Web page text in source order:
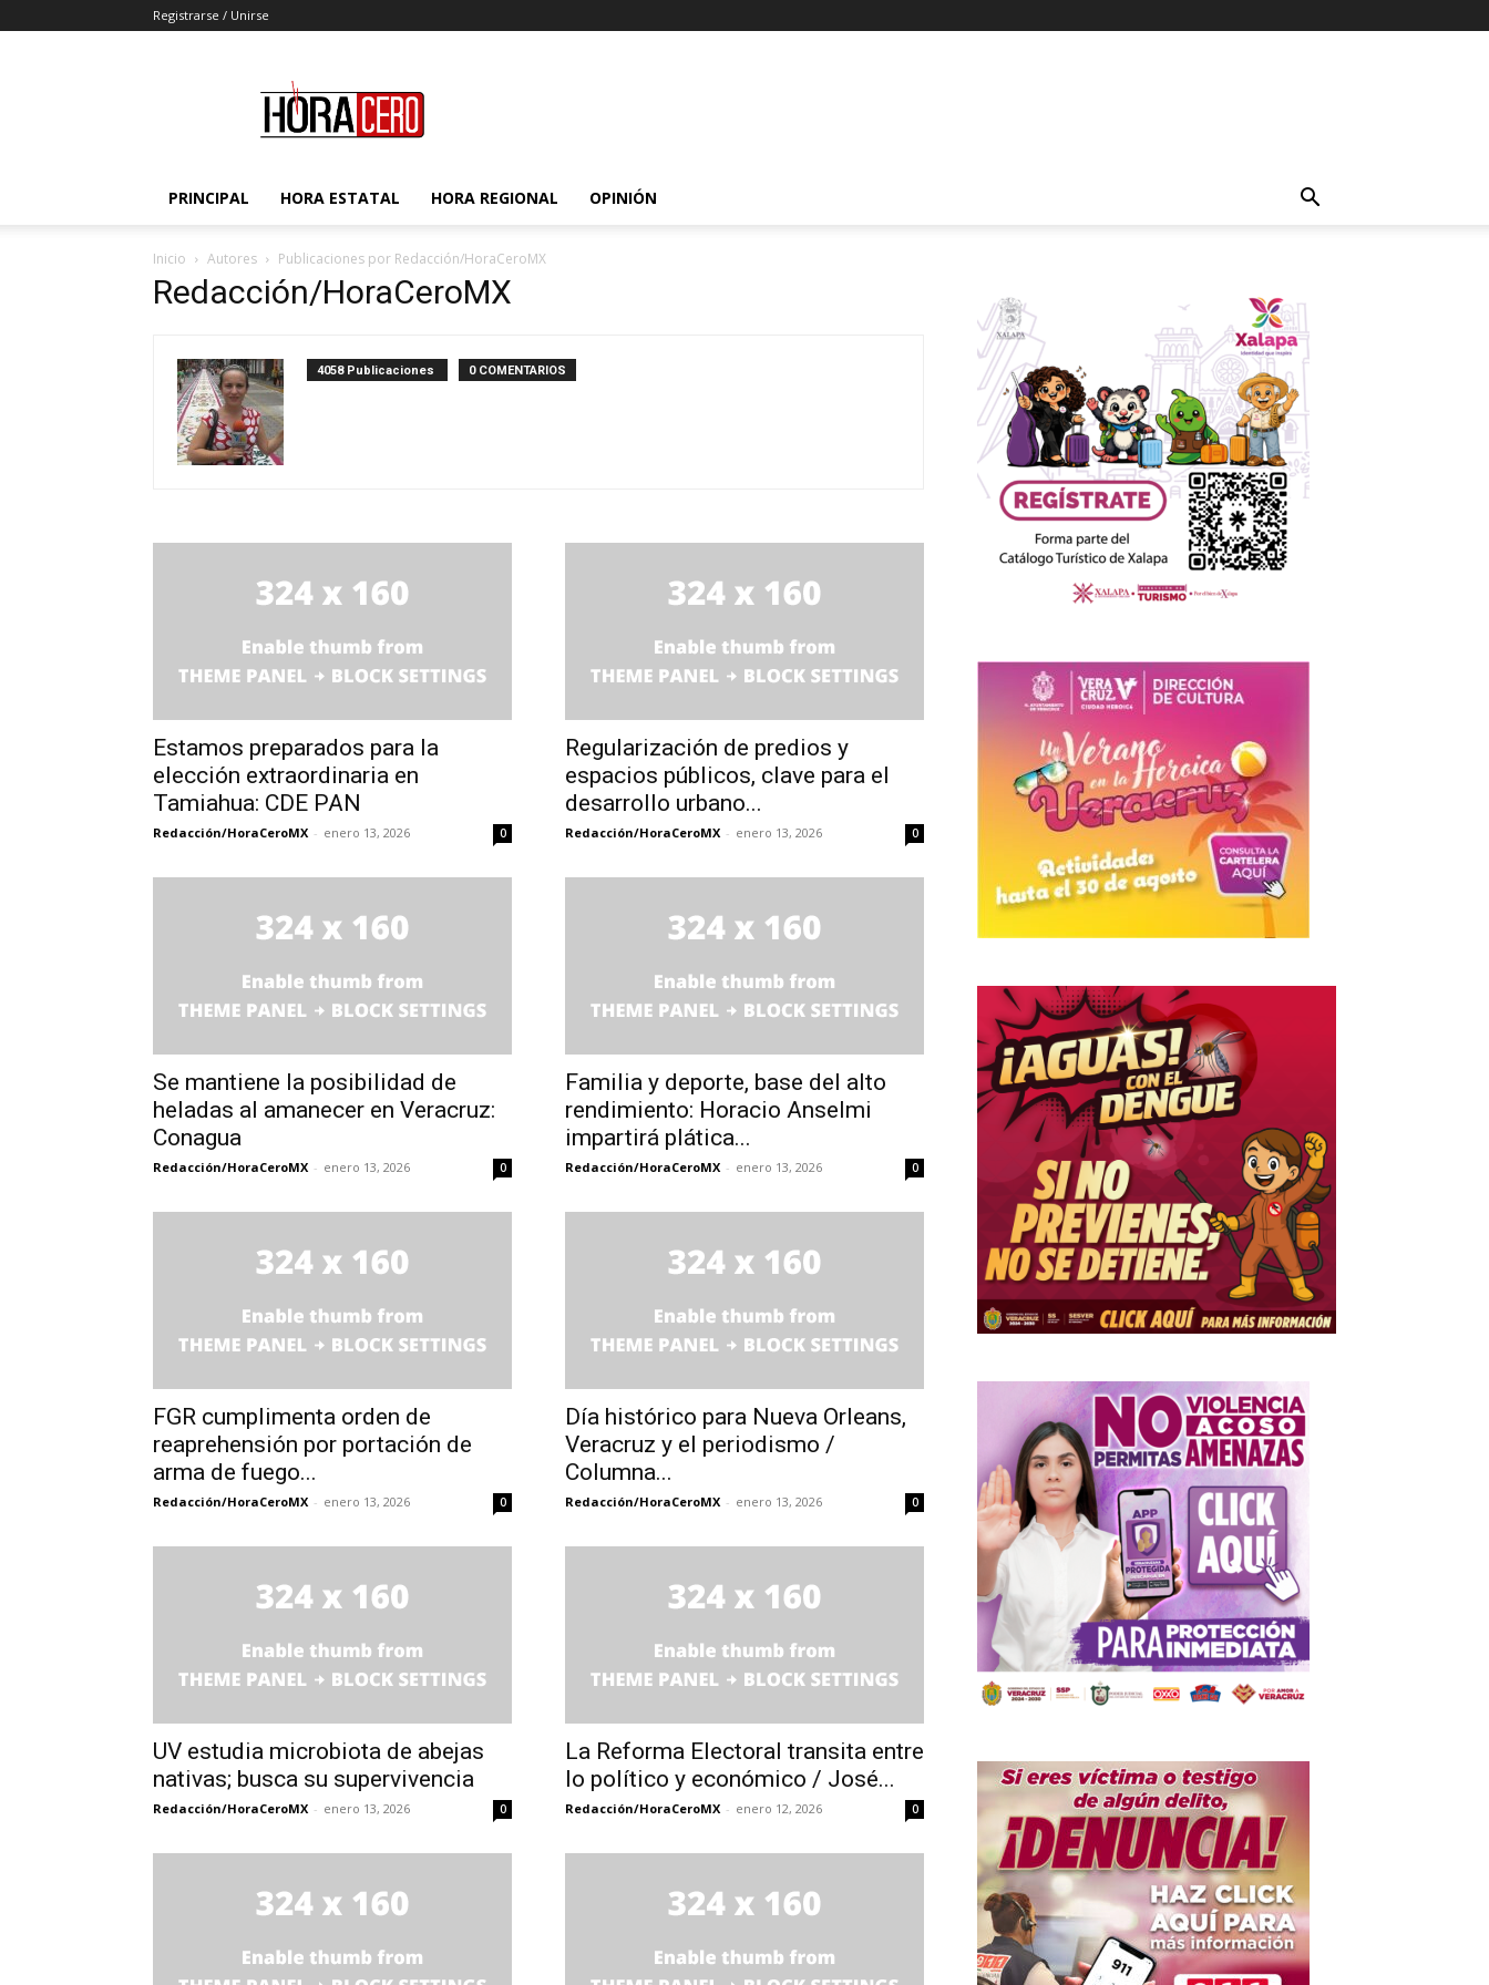
Registrarse / Unirse
Cero
PRINCIPAL HORA ESTATAL HORA REGIONAL OPINIÓN
Inicio Autores Publicaciones por Redacción/HoraCeroMX
Redacción/HoraCeroMX
4058 Publicaciones 0 COMENTARIOS
Estamos preparados para la
elección extraordinaria en
Tamiahua: CDE PAN
Redacción/HoraCeroMX - enero 13, 2026 0
Regularización de predios y
espacios públicos, clave para el
desarrollo urbano...
Redacción/HoraCeroMX - enero 13, 2026 0
Se mantiene la posibilidad de
heladas al amanecer en Veracruz:
Conagua
Redacción/HoraCeroMX - enero 13, 2026 0
Familia y deporte, base del alto
rendimiento: Horacio Anselmi
impartirá plática...
Redacción/HoraCeroMX - enero 13, 2026 0
FGR cumplimenta orden de
reaprehensión por portación de
arma de fuego...
Redacción/HoraCeroMX - enero 13, 2026 0
Día histórico para Nueva Orleans,
Veracruz y el periodismo /
Columna...
Redacción/HoraCeroMX - enero 13, 2026 0
UV estudia microbiota de abejas
nativas; busca su supervivencia
Redacción/HoraCeroMX - enero 13, 2026 0
La Reforma Electoral transita entre
lo político y económico / José...
Redacción/HoraCeroMX - enero 12, 2026 0